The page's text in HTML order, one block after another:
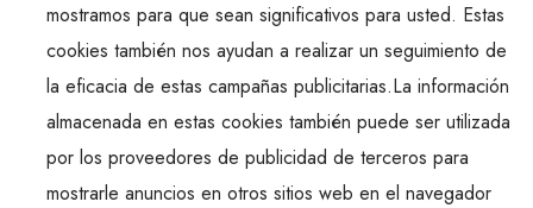
mostramos para que sean significativos para usted. Estas
cookies también nos ayudan a realizar un seguimiento de
la eficacia de estas campañas publicitarias.La información
almacenada en estas cookies también puede ser utilizada
por los proveedores de publicidad de terceros para
mostrarle anuncios en otros sitios web en el navegador